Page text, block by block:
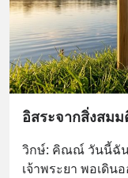
อิสระจากสิ่งสม
วิกษ์: คิณณ์ วันนี้ฉัน
เจ้าพระยา พอเดิน